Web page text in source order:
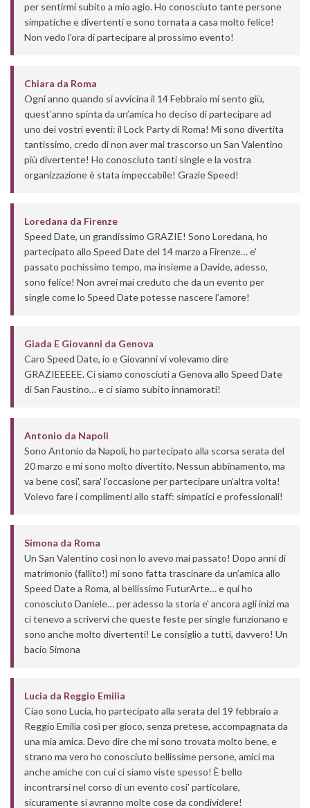
per sentirmi subito a mio agio. Ho conosciuto tante persone
simpatiche e divertenti e sono tornata a casa molto felice!
Non vedo l’ora di partecipare al prossimo evento!
Chiara da Roma
Ogni anno quando si avvicina il 14 Febbraio mi sento giù,
quest’anno spinta da un’amica ho deciso di partecipare ad
uno dei vostri eventi: il Lock Party di Roma! Mi sono divertita
tantissimo, credo di non aver mai trascorso un San Valentino
più divertente! Ho conosciuto tanti single e la vostra
organizzazione è stata impeccabile! Grazie Speed!
Loredana da Firenze
Speed Date, un grandissimo GRAZIE! Sono Loredana, ho
partecipato allo Speed Date del 14 marzo a Firenze… e'
passato pochissimo tempo, ma insieme a Davide, adesso,
sono felice! Non avrei mai creduto che da un evento per
single come lo Speed Date potesse nascere l’amore!
Giada E Giovanni da Genova
Caro Speed Date, io e Giovanni vi volevamo dire
GRAZIEEEEE. Ci siamo conosciuti a Genova allo Speed Date
di San Faustino… e ci siamo subito innamorati!
Antonio da Napoli
Sono Antonio da Napoli, ho partecipato alla scorsa serata del
20 marzo e mi sono molto divertito. Nessun abbinamento, ma
va bene cosi', sara' l’occasione per partecipare un’altra volta!
Volevo fare i complimenti allo staff: simpatici e professionali!
Simona da Roma
Un San Valentino così non lo avevo mai passato! Dopo anni di
matrimonio (fallito!) mi sono fatta trascinare da un’amica allo
Speed Date a Roma, al bellissimo FuturArte… e qui ho
conosciuto Daniele… per adesso la storia e' ancora agli inizi ma
ci tenevo a scrivervi che queste feste per single funzionano e
sono anche molto divertenti! Le consiglio a tutti, davvero! Un
bacio Simona
Lucia da Reggio Emilia
Ciao sono Lucia, ho partecipato alla serata del 19 febbraio a
Reggio Emilia così per gioco, senza pretese, accompagnata da
una mia amica. Devo dire che mi sono trovata molto bene, e
strano ma vero ho conosciuto bellissime persone, amici ma
anche amiche con cui ci siamo viste spesso! È bello
incontrarsi nel corso di un evento cosi' particolare,
sicuramente si avranno molte cose da condividere!